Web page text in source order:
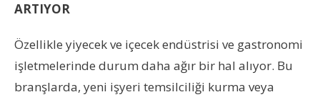
ARTIYOR
Özellikle yiyecek ve içecek endüstrisi ve gastronomi
işletmelerinde durum daha ağır bir hal alıyor. Bu
branşlarda, yeni işyeri temsilciliği kurma veya